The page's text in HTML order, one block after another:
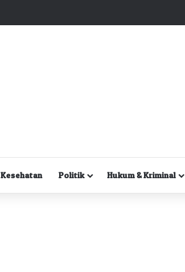
Kesehatan Politik Hukum & Kriminal